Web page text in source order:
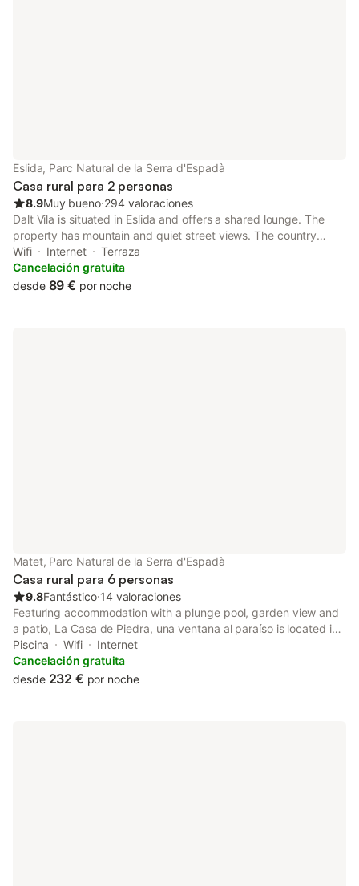
Eslida, Parc Natural de la Serra d'Espadà
Casa rural para 2 personas
8.9Muy bueno⋅294 valoraciones
Dalt Vila is situated in Eslida and offers a shared lounge. The
property has mountain and quiet street views. The country
house features city views, a sun terrace, a 24-hour front desk,
and free WiFi is available throughout the property.
Wifi Internet
Terraza
Cancelación gratuita
desde 89 € por noche
Matet, Parc Natural de la Serra d'Espadà
Casa rural para 6 personas
9.8Fantástico⋅14 valoraciones
Featuring accommodation with a plunge pool, garden view and
a patio, La Casa de Piedra, una ventana al paraíso is located in
Matet.
Piscina Wifi
Internet
Cancelación gratuita
desde 232 € por noche